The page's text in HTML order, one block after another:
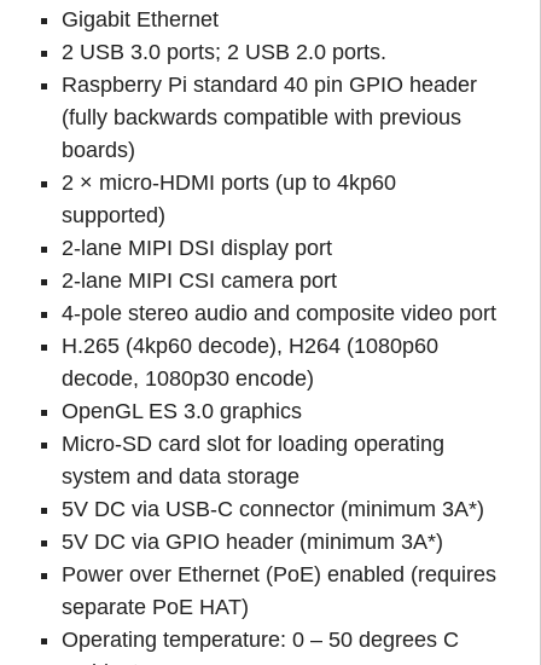
Gigabit Ethernet
2 USB 3.0 ports; 2 USB 2.0 ports.
Raspberry Pi standard 40 pin GPIO header
(fully backwards compatible with previous
boards)
2 × micro-HDMI ports (up to 4kp60
supported)
2-lane MIPI DSI display port
2-lane MIPI CSI camera port
4-pole stereo audio and composite video port
H.265 (4kp60 decode), H264 (1080p60
decode, 1080p30 encode)
OpenGL ES 3.0 graphics
Micro-SD card slot for loading operating
system and data storage
5V DC via USB-C connector (minimum 3A*)
5V DC via GPIO header (minimum 3A*)
Power over Ethernet (PoE) enabled (requires
separate PoE HAT)
Operating temperature: 0 – 50 degrees C